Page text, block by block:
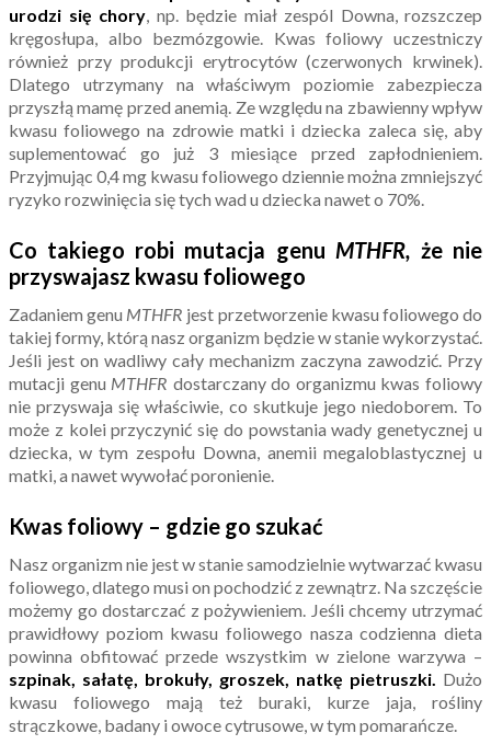
urodzi się chory, np. będzie miał zespól Downa, rozszczep
kręgosłupa, albo bezmózgowie. Kwas foliowy uczestniczy
również przy produkcji erytrocytów (czerwonych krwinek).
Dlatego utrzymany na właściwym poziomie zabezpiecza
przyszłą mamę przed anemią. Ze względu na zbawienny wpływ
kwasu foliowego na zdrowie matki i dziecka zaleca się, aby
suplementować go już 3 miesiące przed zapłodnieniem.
Przyjmując 0,4 mg kwasu foliowego dziennie można zmniejszyć
ryzyko rozwinięcia się tych wad u dziecka nawet o 70%.
Co takiego robi mutacja genu MTHFR, że nie
przyswajasz kwasu foliowego
Zadaniem genu MTHFR jest przetworzenie kwasu foliowego do
takiej formy, którą nasz organizm będzie w stanie wykorzystać.
Jeśli jest on wadliwy cały mechanizm zaczyna zawodzić. Przy
mutacji genu MTHFR dostarczany do organizmu kwas foliowy
nie przyswaja się właściwie, co skutkuje jego niedoborem. To
może z kolei przyczynić się do powstania wady genetycznej u
dziecka, w tym zespołu Downa, anemii megaloblastycznej u
matki, a nawet wywołać poronienie.
Kwas foliowy – gdzie go szukać
Nasz organizm nie jest w stanie samodzielnie wytwarzać kwasu
foliowego, dlatego musi on pochodzić z zewnątrz. Na szczęście
możemy go dostarczać z pożywieniem. Jeśli chcemy utrzymać
prawidłowy poziom kwasu foliowego nasza codzienna dieta
powinna obfitować przede wszystkim w zielone warzywa –
szpinak, sałatę, brokuły, groszek, natkę pietruszki. Dużo
kwasu foliowego mają też buraki, kurze jaja, rośliny
strączkowe, badany i owoce cytrusowe, w tym pomarańcze.